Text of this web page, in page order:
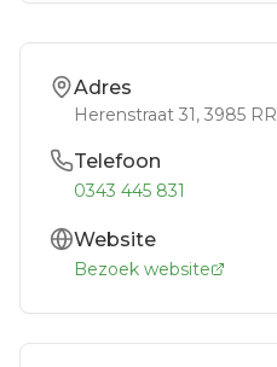
Adres
Herenstraat 31, 3985 RR
Telefoon
0343 445 831
Website
Bezoek website